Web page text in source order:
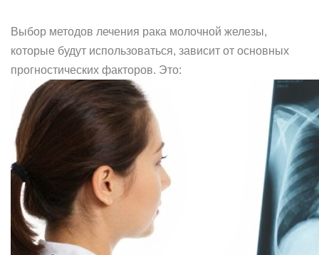
Выбор методов лечения рака молочной железы,
которые будут использоваться, зависит от основных
прогностических факторов. Это: